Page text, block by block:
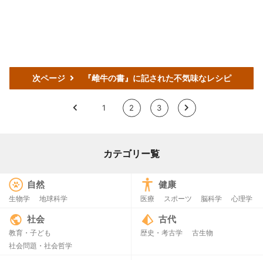
次ページ 『雌牛の書』に記された不気味なレシピ
< 1 2 3 >
カテゴリー覧
自然
生物学 地球科学
健康
医療 スポーツ 脳科学 心理学
社会
教育・子ども
社会問題・社会哲学
古代
歴史・考古学 古生物